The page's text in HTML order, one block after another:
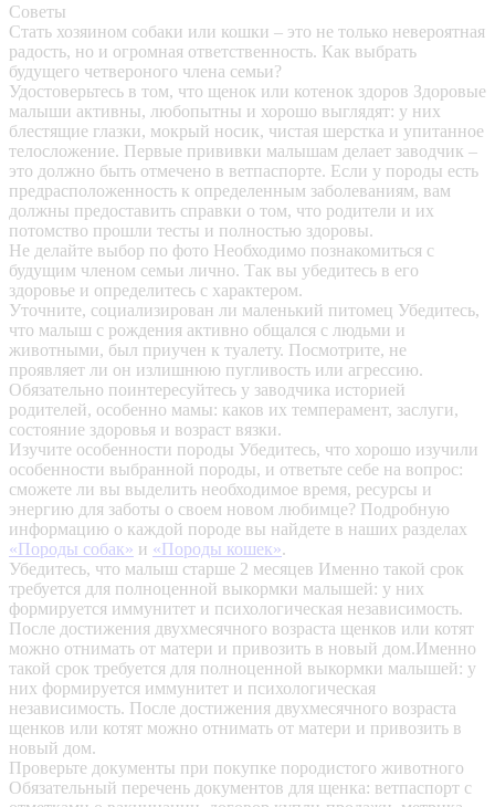
Советы
Стать хозяином собаки или кошки – это не только невероятная
радость, но и огромная ответственность. Как выбрать
будущего четвероного члена семьи?
Удостоверьтесь в том, что щенок или котенок здоров Здоровые
малыши активны, любопытны и хорошо выглядят: у них
блестящие глазки, мокрый носик, чистая шерстка и упитанное
телосложение. Первые прививки малышам делает заводчик –
это должно быть отмечено в ветпаспорте. Если у породы есть
предрасположенность к определенным заболеваниям, вам
должны предоставить справки о том, что родители и их
потомство прошли тесты и полностью здоровы.
Не делайте выбор по фото Необходимо познакомиться с
будущим членом семьи лично. Так вы убедитесь в его
здоровье и определитесь с характером.
Уточните, социализирован ли маленький питомец Убедитесь,
что малыш с рождения активно общался с людьми и
животными, был приучен к туалету. Посмотрите, не
проявляет ли он излишнюю пугливость или агрессию.
Обязательно поинтересуйтесь у заводчика историей
родителей, особенно мамы: каков их темперамент, заслуги,
состояние здоровья и возраст вязки.
Изучите особенности породы Убедитесь, что хорошо изучили
особенности выбранной породы, и ответьте себе на вопрос:
сможете ли вы выделить необходимое время, ресурсы и
энергию для заботы о своем новом любимце? Подробную
информацию о каждой породе вы найдете в наших разделах
«Породы собак» и «Породы кошек».
Убедитесь, что малыш старше 2 месяцев Именно такой срок
требуется для полноценной выкормки малышей: у них
формируется иммунитет и психологическая независимость.
После достижения двухмесячного возраста щенков или котят
можно отнимать от матери и привозить в новый дом.Именно
такой срок требуется для полноценной выкормки малышей: у
них формируется иммунитет и психологическая
независимость. После достижения двухмесячного возраста
щенков или котят можно отнимать от матери и привозить в
новый дом.
Проверьте документы при покупке породистого животного
Обязательный перечень документов для щенка: ветпаспорт с